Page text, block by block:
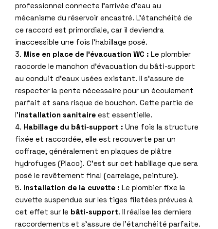
professionnel connecte l’arrivée d’eau au
mécanisme du réservoir encastré. L’étanchéité de
ce raccord est primordiale, car il deviendra
inaccessible une fois l’habillage posé.
Mise en place de l’évacuation WC : Le plombier
raccorde le manchon d’évacuation du bâti-support
au conduit d’eaux usées existant. Il s’assure de
respecter la pente nécessaire pour un écoulement
parfait et sans risque de bouchon. Cette partie de
l’installation sanitaire est essentielle.
Habillage du bâti-support : Une fois la structure
fixée et raccordée, elle est recouverte par un
coffrage, généralement en plaques de plâtre
hydrofuges (Placo). C’est sur cet habillage que sera
posé le revêtement final (carrelage, peinture).
Installation de la cuvette : Le plombier fixe la
cuvette suspendue sur les tiges filetées prévues à
cet effet sur le bâti-support. Il réalise les derniers
raccordements et s’assure de l’étanchéité parfaite.